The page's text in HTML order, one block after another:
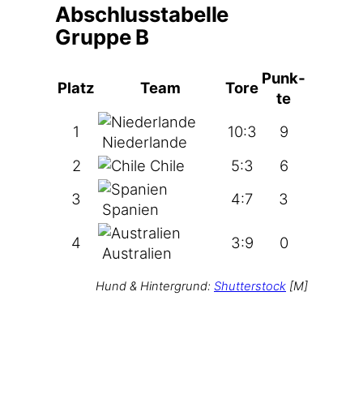
Abschlusstabelle
Gruppe B
Platz Team Tore
Punk­
te
1
Niederlande
10:3
9
2
Chile 5:3
6
3
Spanien
4:7 3
4
Australien
3:9 0
Hund & Hin­ter­grund: Shut­ter­stock [M]